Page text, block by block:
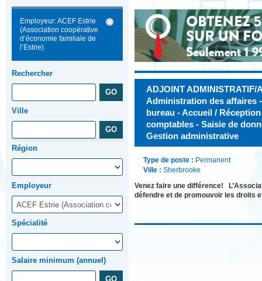
Employeur: ACEF Estrie
(Association coopérative
d’économie familiale de
l’Estrie)
Rechercher
Ville
Région
Employeur
Spécialité
Salaire minimum (annuel)
ADJOINT ADMINISTRATIF/
Administration des affaires
bureau - Accueil /
comptables - Saisie de
Gestion administrative
Type de poste : Permanent
Ville : Sherbrooke
Venez faire une différence!
défendre et de promouvoir les droits